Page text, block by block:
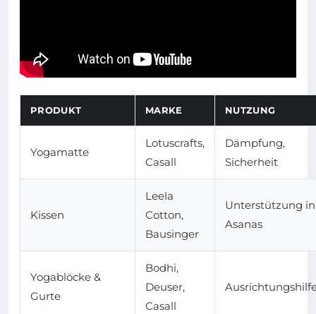
PRODUKT MARKE NUTZUNG
Yogamatte
Lotuscrafts,
Casall
Dämpfung,
Sicherheit
Kissen
Leela
Cotton,
Bausinger
Unterstützung in
Asanas
Yogablöcke &
Gurte
Bodhi,
Deuser,
Casall